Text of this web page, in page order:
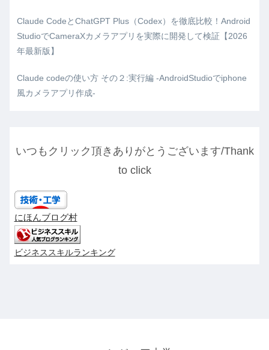
Claude CodeとChatGPT Plus（Codex）を徹底比較！Android
StudioでCameraXカメラアプリを実際に開発して検証【2026
年最新版】
Claude codeの使い方 その２:実行編 -AndroidStudioでiphone
風カメラアプリ作成-
いつもクリック頂きありがとうございます/Thank
to click
にほんブログ村
ビジネススキルランキング